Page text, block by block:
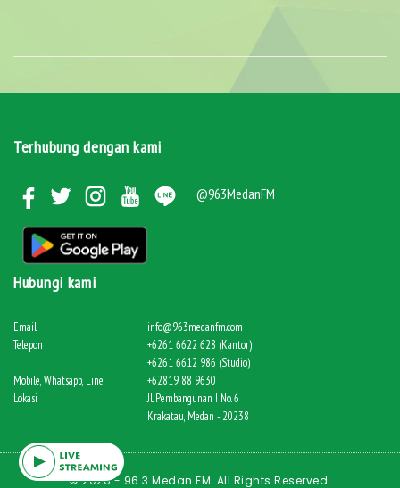
Terhubung dengan kami
@963MedanFM
Hubungi kami
Email
info@963medanfm.com
Telepon
+6261 6622 628 (Kantor)
+6261 6612 986 (Studio)
Mobile, Whatsapp, Line
+62819 88 9630
Lokasi
Jl. Pembangunan I No. 6
Krakatau, Medan - 20238
© 2026 - 96.3 Medan FM. All Rights Reserved.